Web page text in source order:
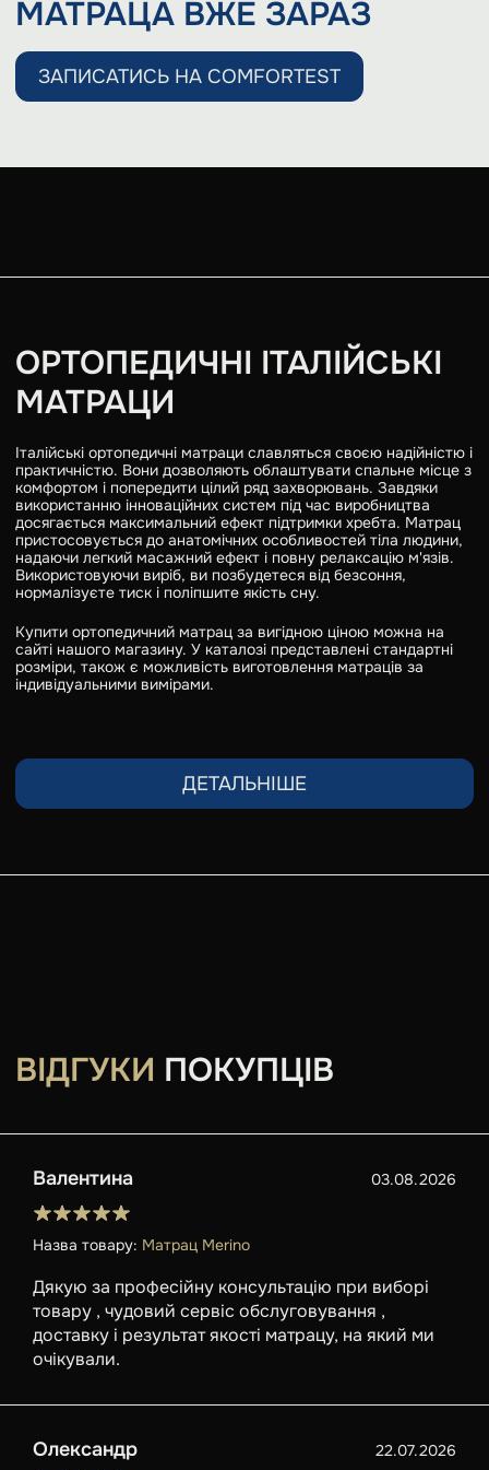
МАТРАЦА ВЖЕ ЗАРАЗ
ЗАПИСАТИСЬ НА COMFORTEST
ОРТОПЕДИЧНІ ІТАЛІЙСЬКІ
МАТРАЦИ
Італійські ортопедичні матраци славляться своєю надійністю і
практичністю. Вони дозволяють облаштувати спальне місце з
комфортом і попередити цілий ряд захворювань. Завдяки
використанню інноваційних систем під час виробництва
досягається максимальний ефект підтримки хребта. Матрац
пристосовується до анатомічних особливостей тіла людини,
надаючи легкий масажний ефект і повну релаксацію м'язів.
Використовуючи виріб, ви позбудетеся від безсоння,
нормалізуєте тиск і поліпшите якість сну.
Купити ортопедичний матрац за вигідною ціною можна на
сайті нашого магазину. У каталозі представлені стандартні
розміри, також є можливість виготовлення матраців за
індивідуальними вимірами.
ДЕТАЛЬНІШЕ
ВІДГУКИ ПОКУПЦІВ
Валентина 03.08.2026
Назва товару: Матрац Merino
Дякую за професійну консультацію при виборі
товару , чудовий сервіс обслуговування ,
доставку і результат якості матрацу, на який ми
очікували.
Олександр 22.07.2026